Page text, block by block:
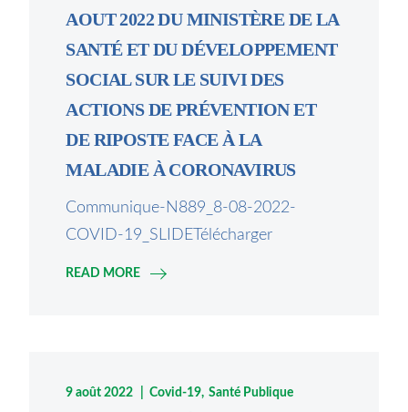
AOUT 2022 DU MINISTÈRE DE LA
SANTÉ ET DU DÉVELOPPEMENT
SOCIAL SUR LE SUIVI DES
ACTIONS DE PRÉVENTION ET
DE RIPOSTE FACE À LA
MALADIE À CORONAVIRUS
Communique-N889_8-08-2022-
COVID-19_SLIDETélécharger
READ MORE
9 août 2022 Covid-19 Santé Publique